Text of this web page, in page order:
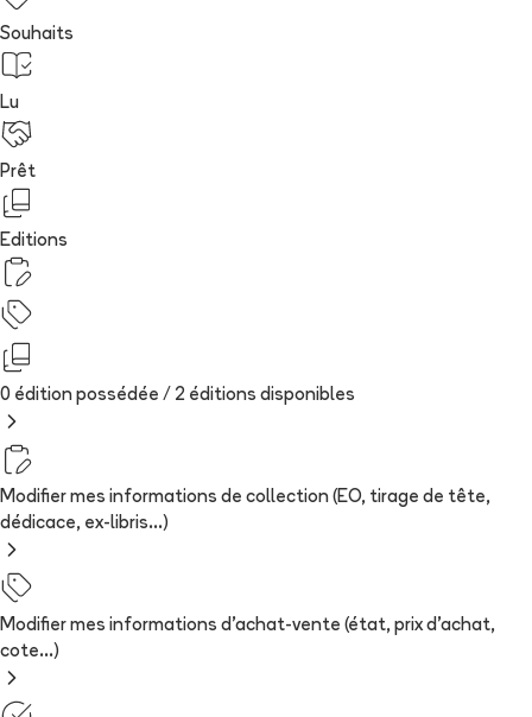
Souhaits
Lu
Prêt
Editions
0 édition possédée / 2 éditions disponibles
Modifier mes informations de collection (EO, tirage de tête,
dédicace, ex-libris...)
Modifier mes informations d'achat-vente (état, prix d'achat,
cote...)